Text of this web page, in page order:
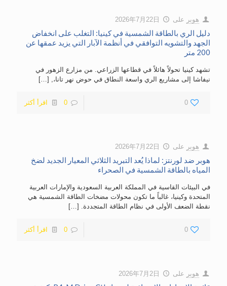
هوبر على 2026年7月22日
دليل الري بالطاقة الشمسية في كينيا: التغلب على انخفاض
الجهد والتشويه التوافقي في أنظمة الآبار التي يزيد عمقها عن
200 متر
تشهد كينيا تحولاً هائلاً في قطاعها الزراعي. من مزارع الزهور في
نيفاشا إلى مشاريع الري واسعة النطاق في حوض نهر تانا،, […]
0
0 اقرأ أكثر
هوبر على 2026年7月22日
هوبر ضد لورنتز: لماذا يُعد التبريد الثلاثي المعيار الجديد لضخ
المياه بالطاقة الشمسية في الصحراء
في البيئات القاسية في المملكة العربية السعودية والإمارات العربية
المتحدة وكينيا، غالباً ما تكون محولات مضخات الطاقة الشمسية هي
نقطة الضعف الأولى في نظام الطاقة المتجددة. […]
0
0 اقرأ أكثر
هوبر على 2026年7月2日